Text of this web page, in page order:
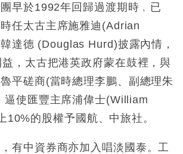
早於1992年回歸過渡期時﹐已
時任太古主席施雅迪(Adrian
達德 (Douglas Hurd)披露內情，
，太古把港英政府蒙在鼓裡，與
平磋商(當時總理李鵬、副總理朱
逼使匯豐主席浦偉士(William
10%的股權予國航、中旅社。
有中資券商亦加入唱淡國泰。工